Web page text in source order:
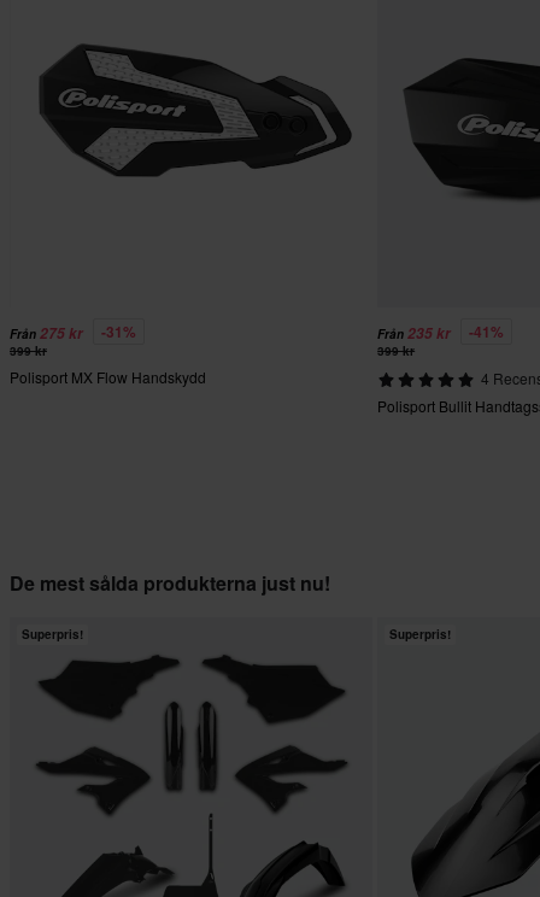
Från 275 kr -31%
399 kr
Polisport MX Flow Handskydd
Från235 kr -41%
399 kr
4
Polisport Bullit
De mest sålda produkterna just nu!
Superpris! Superpris!